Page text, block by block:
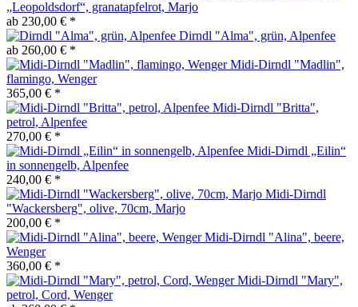
„Leopoldsdorf“, granatapfelrot, Marjo
ab 230,00 € *
Dirndl "Alma", grün, Alpenfee
ab 260,00 € *
Midi-Dirndl "Madlin",
flamingo, Wenger
365,00 € *
Midi-Dirndl "Britta",
petrol, Alpenfee
270,00 € *
Midi-Dirndl „Eilin“
in sonnengelb, Alpenfee
240,00 € *
Midi-Dirndl
"Wackersberg", olive, 70cm, Marjo
200,00 € *
Midi-Dirndl "Alina", beere,
Wenger
360,00 € *
Midi-Dirndl "Mary",
petrol, Cord, Wenger